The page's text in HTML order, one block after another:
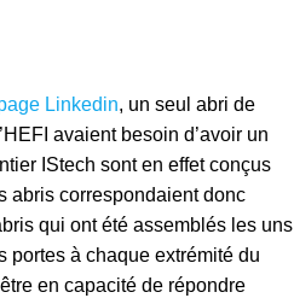
Linkedin, un seul abri de
avaient besoin d’avoir un
IStech sont en effet conçus
abris correspondaient donc
qui ont été assemblés les uns
portes à chaque extrémité du
en capacité de répondre